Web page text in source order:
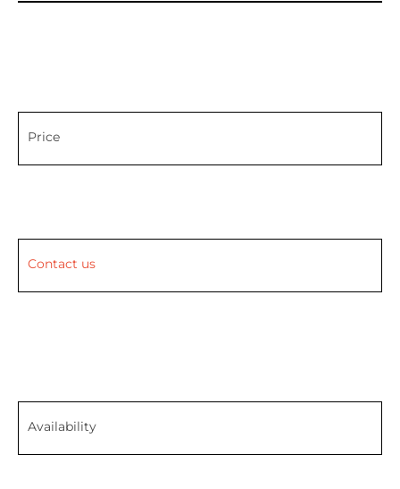
Price
Contact us
Availability